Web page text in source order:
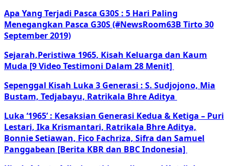
Apa Yang Terjadi Pasca G30S : 5 Hari Paling
Menegangkan Pasca G30S (#NewsRoom63B Tirto 30
September 2019)
Sejarah,Peristiwa 1965, Kisah Keluarga dan Kaum
Muda [9 Video Testimoni Dalam 28 Menit]
Sepenggal Kisah Luka 3 Generasi : S. Sudjojono, Mia
Bustam, Tedjabayu, Ratrikala Bhre Aditya
Luka ‘1965’ : Kesaksian Generasi Kedua & Ketiga – Puri
Lestari, Ika Krismantari, Ratrikala Bhre Aditya,
Bonnie Setiawan, Fico Fachriza, Sifra dan Samuel
Panggabean [Berita KBR dan BBC Indonesia]